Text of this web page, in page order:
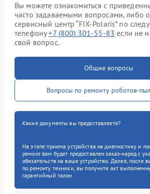
Вы можете ознакомиться с
часто задаваемыми вопросами, либо
сервисный центр “FIX-Polaris” по
телефону+7 (800) 301-55-83 если не
свой вопрос.
Общие вопросы
Вопросы по ремонту роботов-
Какие документы вы предоставляете?
На этапе приема устройства на диагностику и
ремонт вам будет предоставлен заказ-наряд с
обязательств на ваше устройство. Далее, после
по ремонту техники, вы получите акт
гарантийный талон.